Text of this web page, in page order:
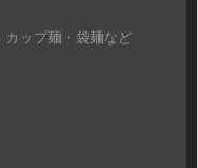
カップ麺・袋麺など